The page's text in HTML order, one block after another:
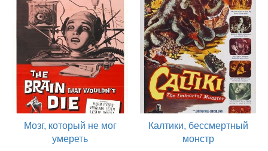
Мозг, который не мог
умереть
Калтики, бессмертный
монстр